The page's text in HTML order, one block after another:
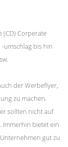
(CD) Corperate
umschlag bis hin
der Werbeflyer,
zu machen.
sollten nicht auf
Immerhin bietet ein
gut zu